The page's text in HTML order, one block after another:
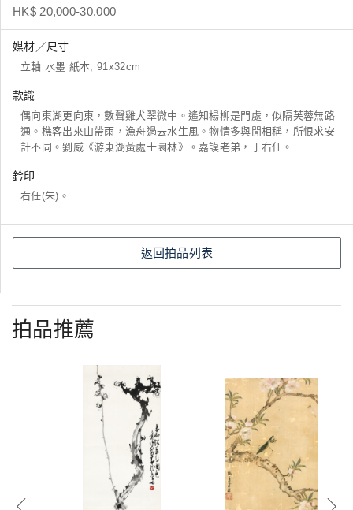
HK$ 20,000-30,000
媒材／尺寸
立軸 水墨 紙本, 91x32cm
款識
偶向東湖更向東，數聲雞犬翠微中。遙知楊柳是門處，似隔芙蓉無路
通。樵客出來山帶雨，漁舟過去水生風。物情多與閒相稱，所恨求安
計不同。劉威《游東湖黃處士園林》。嘉謨老弟，于右任。
鈐印
右任(朱)。
返回拍品列表
拍品推薦